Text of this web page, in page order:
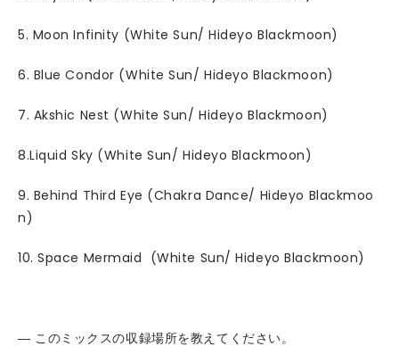
5. Moon Infinity (White Sun/ Hideyo Blackmoon)
6. Blue Condor (White Sun/ Hideyo Blackmoon)
7. Akshic Nest (White Sun/ Hideyo Blackmoon)
8.Liquid Sky (White Sun/ Hideyo Blackmoon)
9. Behind Third Eye (Chakra Dance/ Hideyo Blackmoo
n)
10. Space Mermaid (White Sun/ Hideyo Blackmoon)
― このミックスの収録場所を教えてください。